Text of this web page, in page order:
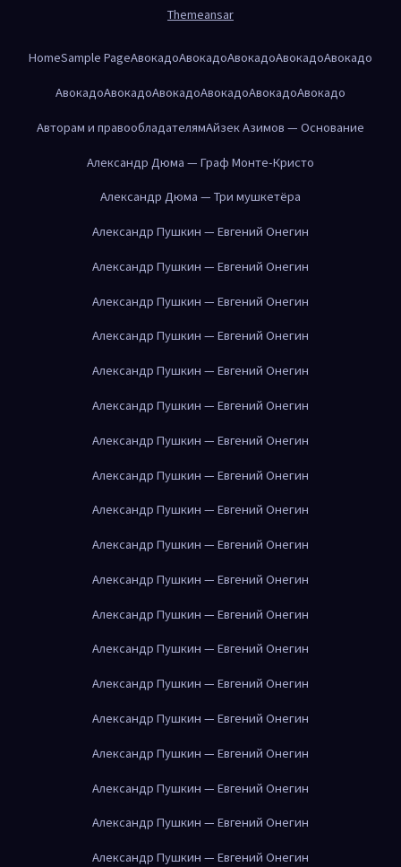
Themeansar
HomeSample PageАвокадоАвокадоАвокадоАвокадоАвокадо
АвокадоАвокадоАвокадоАвокадоАвокадоАвокадо
Авторам и правообладателямАйзек Азимов — Основание
Александр Дюма — Граф Монте-Кристо
Александр Дюма — Три мушкетёра
Александр Пушкин — Евгений Онегин
Александр Пушкин — Евгений Онегин
Александр Пушкин — Евгений Онегин
Александр Пушкин — Евгений Онегин
Александр Пушкин — Евгений Онегин
Александр Пушкин — Евгений Онегин
Александр Пушкин — Евгений Онегин
Александр Пушкин — Евгений Онегин
Александр Пушкин — Евгений Онегин
Александр Пушкин — Евгений Онегин
Александр Пушкин — Евгений Онегин
Александр Пушкин — Евгений Онегин
Александр Пушкин — Евгений Онегин
Александр Пушкин — Евгений Онегин
Александр Пушкин — Евгений Онегин
Александр Пушкин — Евгений Онегин
Александр Пушкин — Евгений Онегин
Александр Пушкин — Евгений Онегин
Александр Пушкин — Евгений Онегин